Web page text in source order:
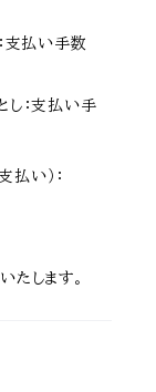
支払い手数
し：支払い手
い）：
たします。